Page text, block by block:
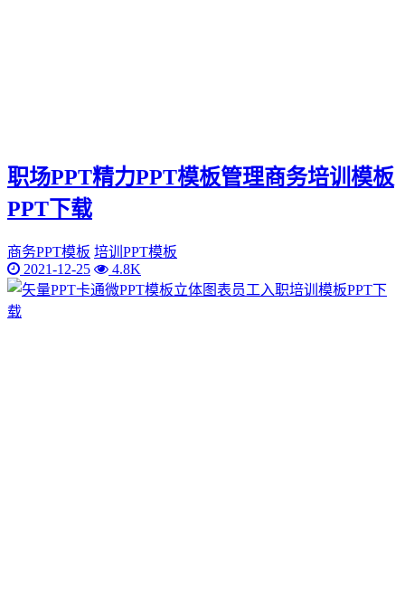
职场PPT精力PPT模板管理商务培训模板
PPT下载
商务PPT模板 培训PPT模板
2021-12-25
4.8K